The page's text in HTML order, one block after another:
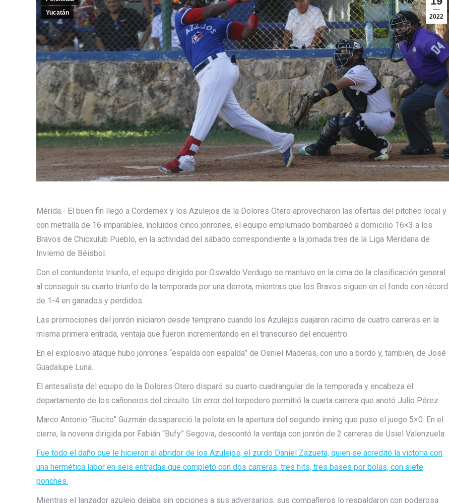
2022
Yucatán
Mérida.- El buen fin llegó a Cordemex y los Azulejos de la Dolores Otero aprovecharon las ofertas del pitcheo local y
con metralla de 16 imparables, incluidos cinco jonrones, el equipo emplumado bombardeó a domicilio 16×3 a los
Bravos de Chicxulub Pueblo, en la actividad del sábado correspondiente a la jornada tres de la Liga Meridana de
Invierno de Béisbol.
Con el contundente triunfo, el equipo dirigido por Oswaldo Verdugo se mantuvo en la cima de la clasificación general
al conseguir su cuarto triunfo de la temporada por una derrota, mientras que los Bravos siguen en el fondo con récord
de 1-4 en ganados y perdidos.
Las promociones del jonrón iniciaron desde temprano cuando los Azulejos cuajaron racimo de cuatro carreras en la
misma primera entrada, ventaja que fueron incrementando en el transcurso del encuentro.
En el explosivo ataque hubo jonrones “espalda con espalda” de Osniel Maderas, con uno a bordo y, también, de José
Guadalupe Luna.
El antesalista del equipo de la Dolores Otero disparó su cuarto cuadrangular de la temporada y encabeza el
departamento de los cañoneros del circuito. Un error del torpedero permitió la cuarta carrera que anotó Julio Pérez.
Marco Antonio “Bucito” Guzmán desapareció la pelota en la apertura del segundo inning que puso el juego 5×0. En el
cierre, la novena dirigida por Fabián “Bufy” Segovia, descontó la ventaja con jonrón de 2 carreras de Usiel Valenzuela.
Fue todo el daño que le hicieron al abridor de los Azulejos, el zurdo Daniel Zazueta, quien se acreditó la victoria con
una hermética labor en seis entradas que completó con dos carreras, tres hits, tres bases por bolas, con siete
ponches.
Mientras el lanzador azulejo dejaba sin opciones a sus adversarios, sus compañeros lo respaldaron con poderosa